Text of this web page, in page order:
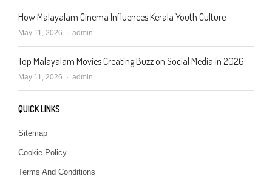
How Malayalam Cinema Influences Kerala Youth Culture
May 11, 2026 Author
admin
Top Malayalam Movies Creating Buzz on Social Media in 2026
May 11, 2026 Author
admin
QUICK LINKS
Sitemap
Cookie Policy
Terms And Conditions